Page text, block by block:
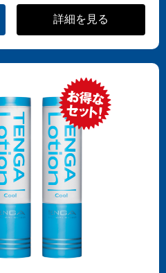
詳細を見る